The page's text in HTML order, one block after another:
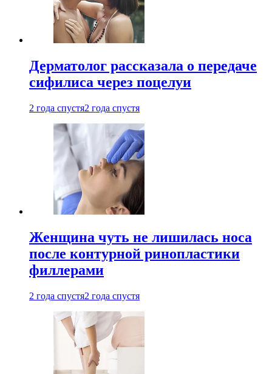
Дерматолог рассказала о передаче
сифилиса через поцелуи
2 года спустя2 года спустя
Женщина чуть не лишилась носа
после контурной ринопластики
филлерами
2 года спустя2 года спустя